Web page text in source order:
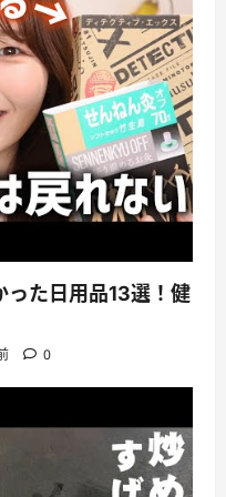
った日用品13選！健
0